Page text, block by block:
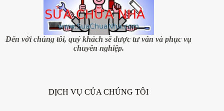
Đến với chúng tôi, quý khách sẽ được tư vấn và phục vụ
chuyên nghiệp.
DỊCH VỤ CỦA CHÚNG TÔI